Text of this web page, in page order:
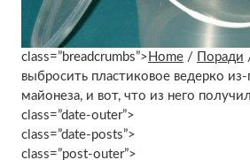
class=”breadcrumbs”> Home/ Поради
выбросить пластиковое ведерко
майонеза, и вот, что из него
class=”date-outer”>
class=”date-posts”>
class=”post-outer”>